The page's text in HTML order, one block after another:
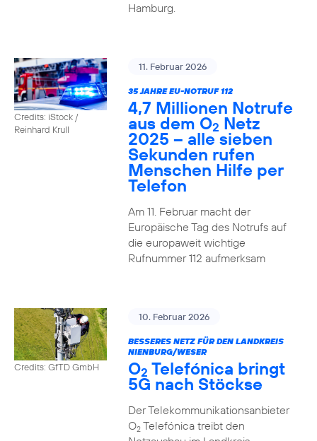
Hamburg.
Credits: iStock /
Reinhard Krull
11. Februar 2026
35 JAHRE EU-NOTRUF 112
4,7 Millionen Notrufe
aus dem O2 Netz
2025 – alle sieben
Sekunden rufen
Menschen Hilfe per
Telefon
Am 11. Februar macht der
Europäische Tag des Notrufs auf
die europaweit wichtige
Rufnummer 112 aufmerksam
Credits: GfTD GmbH
10. Februar 2026
BESSERES NETZ FÜR DEN LANDKREIS
NIENBURG/WESER
O2 Telefónica bringt
5G nach Stöckse
Der Telekommunikationsanbieter
O2Telefónica treibt den